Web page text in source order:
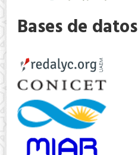
Bases de datos